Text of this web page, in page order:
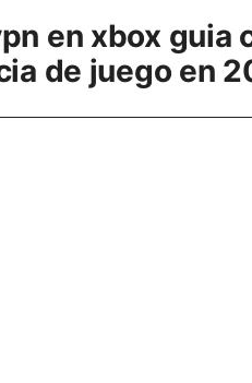
en xbox guia
de juego en